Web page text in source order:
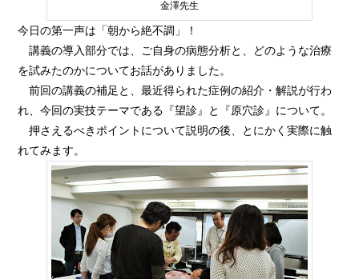
金澤先生
今日の第一声は「朝から絶不調」！
講義の導入部分では、ご自身の病態分析と、どのような治療
を試みたのかについてお話がありました。
前回の講義の補足と、最近得られた症例の紹介・解説が行わ
れ、今回の実技テーマである『望診』と『原穴診』について。
押さえるべきポイントについて説明の後、とにかく実際に触
れてみます。